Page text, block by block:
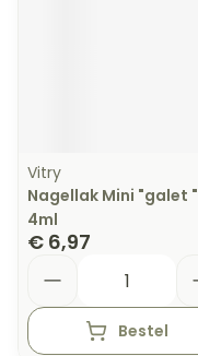
Vitry
Nagellak Mini "galet "
4ml
€ 6,97
Bestel